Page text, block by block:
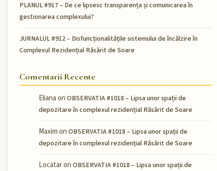
PLANUL #917 – De ce lipsesc transparența și comunicarea în
gestionarea complexului?
JURNALUL #912 – Disfuncționalitățile sistemului de încălzire în
Complexul Rezidențial Răsărit de Soare
Comentarii Recente
Elianaon OBSERVATIA #1018 – Lipsa unor spații de
depozitare în complexul rezidențial Răsărit de Soare
Maximon OBSERVATIA #1018 – Lipsa unor spații de
depozitare în complexul rezidențial Răsărit de Soare
Locataron OBSERVATIA #1018 – Lipsa unor spații de